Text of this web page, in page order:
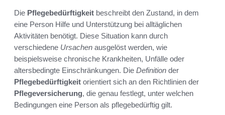
Die Pflegebedürftigkeit beschreibt den Zustand, in dem
eine Person Hilfe und Unterstützung bei alltäglichen
Aktivitäten benötigt. Diese Situation kann durch
verschiedene Ursachen ausgelöst werden, wie
beispielsweise chronische Krankheiten, Unfälle oder
altersbedingte Einschränkungen. Die Definition der
Pflegebedürftigkeit orientiert sich an den Richtlinien der
Pflegeversicherung, die genau festlegt, unter welchen
Bedingungen eine Person als pflegebedürftig gilt.